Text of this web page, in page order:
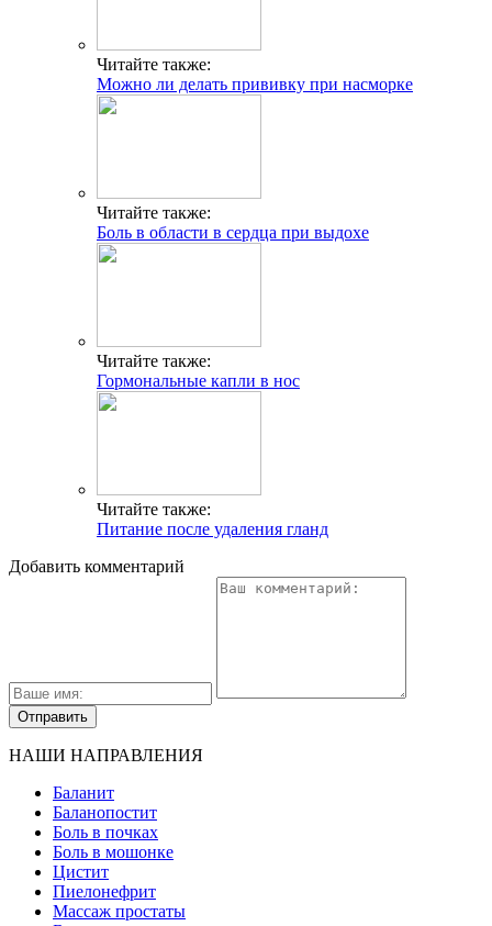
Читайте также:
Можно ли делать прививку при насморке
Читайте также:
Боль в области в сердца при выдохе
Читайте также:
Гормональные капли в нос
Читайте также:
Питание после удаления гланд
Добавить комментарий
НАШИ НАПРАВЛЕНИЯ
Баланит
Баланопостит
Боль в почках
Боль в мошонке
Цистит
Пиелонефрит
Массаж простаты